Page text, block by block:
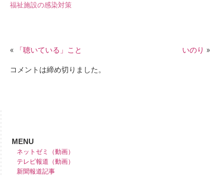
福祉施設の感染対策
« 「聴いている」こと いのり »
コメントは締め切りました。
MENU
ネットゼミ（動画）
テレビ報道（動画）
新聞報道記事